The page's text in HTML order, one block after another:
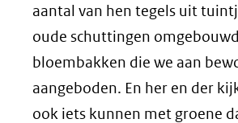
aantal van hen tegels uit
oude schuttingen
bloembakken die we aan
aangeboden. En her en der
ook iets kunnen met groene